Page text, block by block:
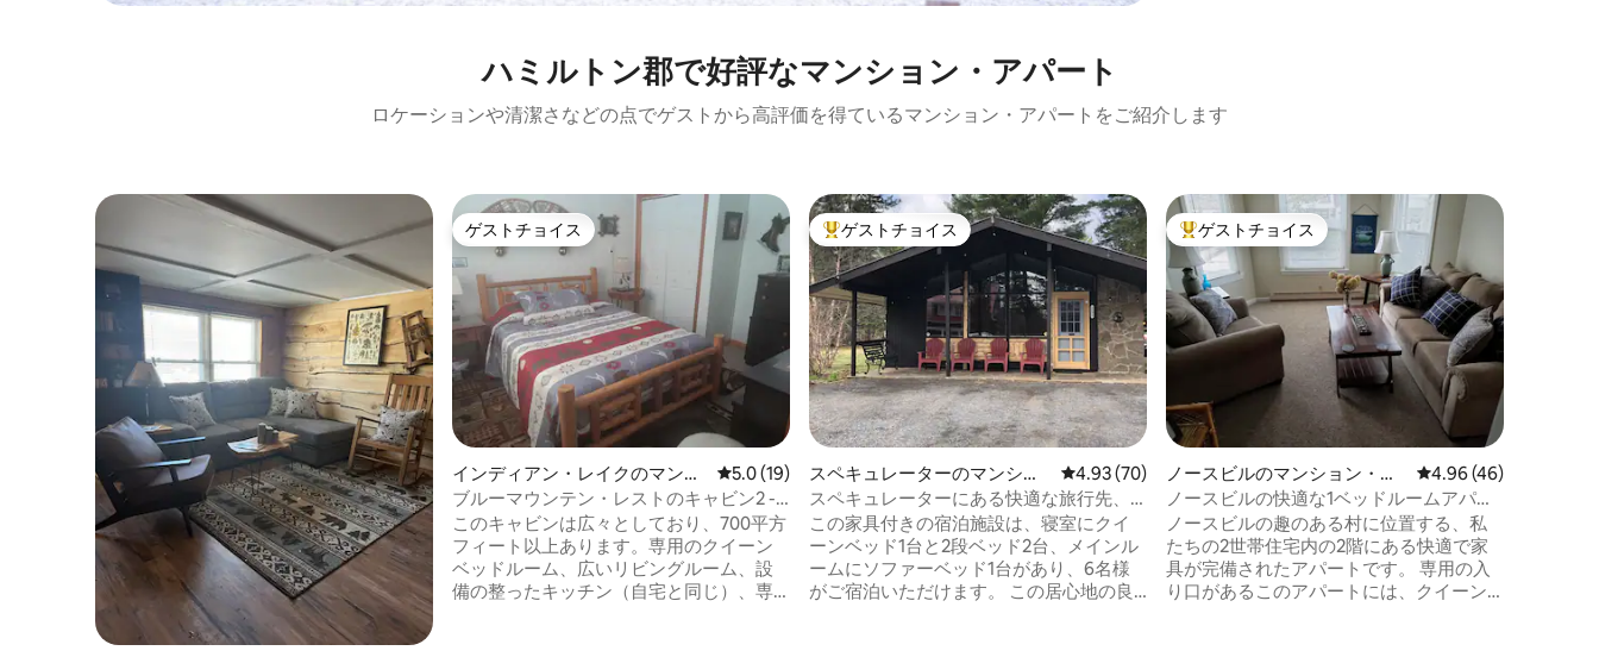
ハミルトン郡で好評なマンション・アパート
ロケーションや清潔さなどの点でゲストから高評価を得ているマンション・アパートをご紹介します
ゲストチョイス
ゲストチョイス
インディアン・レイクのマンシ
ョン・アパート
レビュー19件、5つ星中5.0つ星の平均評価
5.0 (19)
ブルーマウンテン・レストのキャビン2 -
ユニット4、6名様までご宿泊可能
このキャビンは広々としており、700平方
フィート以上あります。専用のクイーン
ベッドルーム、広いリビングルーム、設
備の整ったキッチン（自宅と同じ）、専
大好評のゲストチョイスです。
ゲストチョイス
スペキュレーターのマンショ
ン・アパート
レビュー70件、5つ星中4.93つ星の平均評価
4.93 (70)
スペキュレーターにある快適な旅行先、Lil
Lodge。
この家具付きの宿泊施設は、寝室にクイ
ーンベッド1台と2段ベッド2台、メインル
ームにソファーベッド1台があり、6名様
がご宿泊いただけます。 この居心地の良
大好評のゲストチョイスです。
ゲストチョイス
ノースビルのマンション・ア
パート
レビュー46件、5つ星
4.96 (46)
ノースビルの快適な1ベッドルームアパー
ト
ノースビルの趣のある村に位置する、私
たちの2世帯住宅内の2階にある快適で家
具が完備されたアパートです。 専用の入
り口があるこのアパートには、クイーン